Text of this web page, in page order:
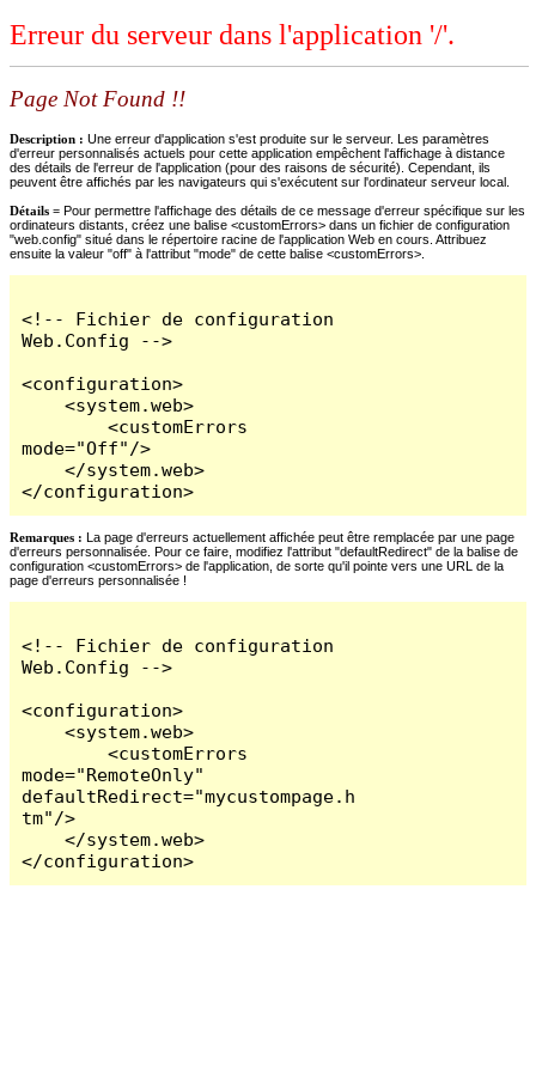
Erreur du serveur dans l'application '/'.
Page Not Found !!
Description : Une erreur d'application s'est produite sur le serveur. Les paramètres
d'erreur personnalisés actuels pour cette application empêchent l'affichage à distance
des détails de l'erreur de l'application (pour des raisons de sécurité). Cependant, ils
peuvent être affichés par les navigateurs qui s'exécutent sur l'ordinateur serveur local.
Détails = Pour permettre l'affichage des détails de ce message d'erreur spécifique sur les
ordinateurs distants, créez une balise <customErrors> dans un fichier de configuration
"web.config" situé dans le répertoire racine de l'application Web en cours. Attribuez
ensuite la valeur "off" à l'attribut "mode" de cette balise <customErrors>.
<!-- Fichier de configuration
Web.Config -->
<configuration>
    <system.web>
        <customErrors
mode="Off"/>
    </system.web>
</configuration>
Remarques : La page d'erreurs actuellement affichée peut être remplacée par une page
d'erreurs personnalisée. Pour ce faire, modifiez l'attribut "defaultRedirect" de la balise de
configuration <customErrors> de l'application, de sorte qu'il pointe vers une URL de la
page d'erreurs personnalisée !
<!-- Fichier de configuration
Web.Config -->
<configuration>
    <system.web>
        <customErrors
mode="RemoteOnly"
defaultRedirect="mycustompage.h
tm"/>
    </system.web>
</configuration>